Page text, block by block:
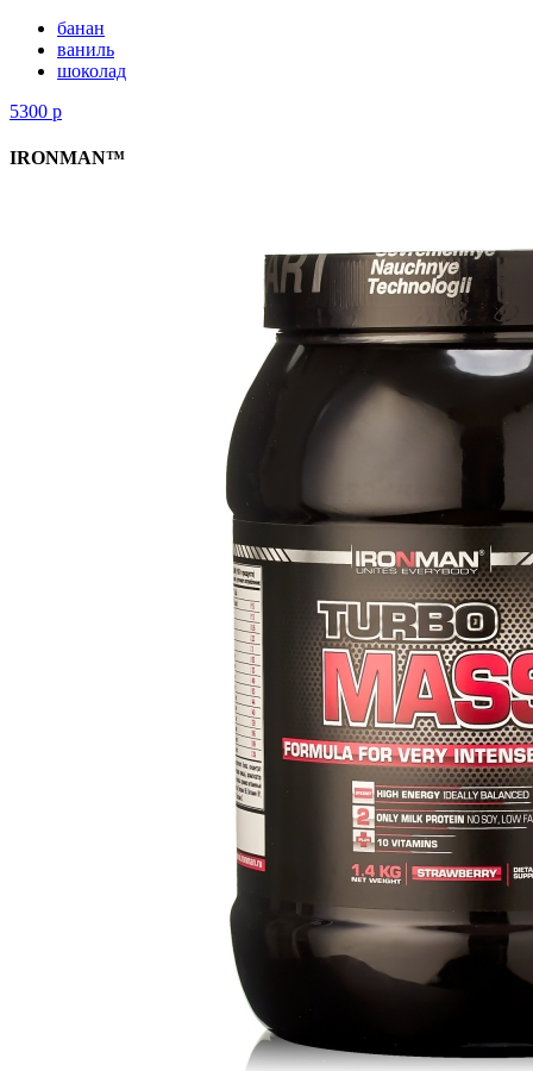
банан
ваниль
шоколад
5300 р
IRONMAN™